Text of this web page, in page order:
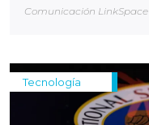
Comunicación LinkSpace
Tecnología